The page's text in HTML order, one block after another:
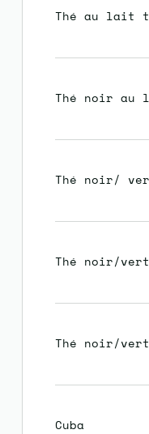
Thé au lait
Thé noir au
Thé noir/
Thé noir/
Thé noir/vert
Cuba